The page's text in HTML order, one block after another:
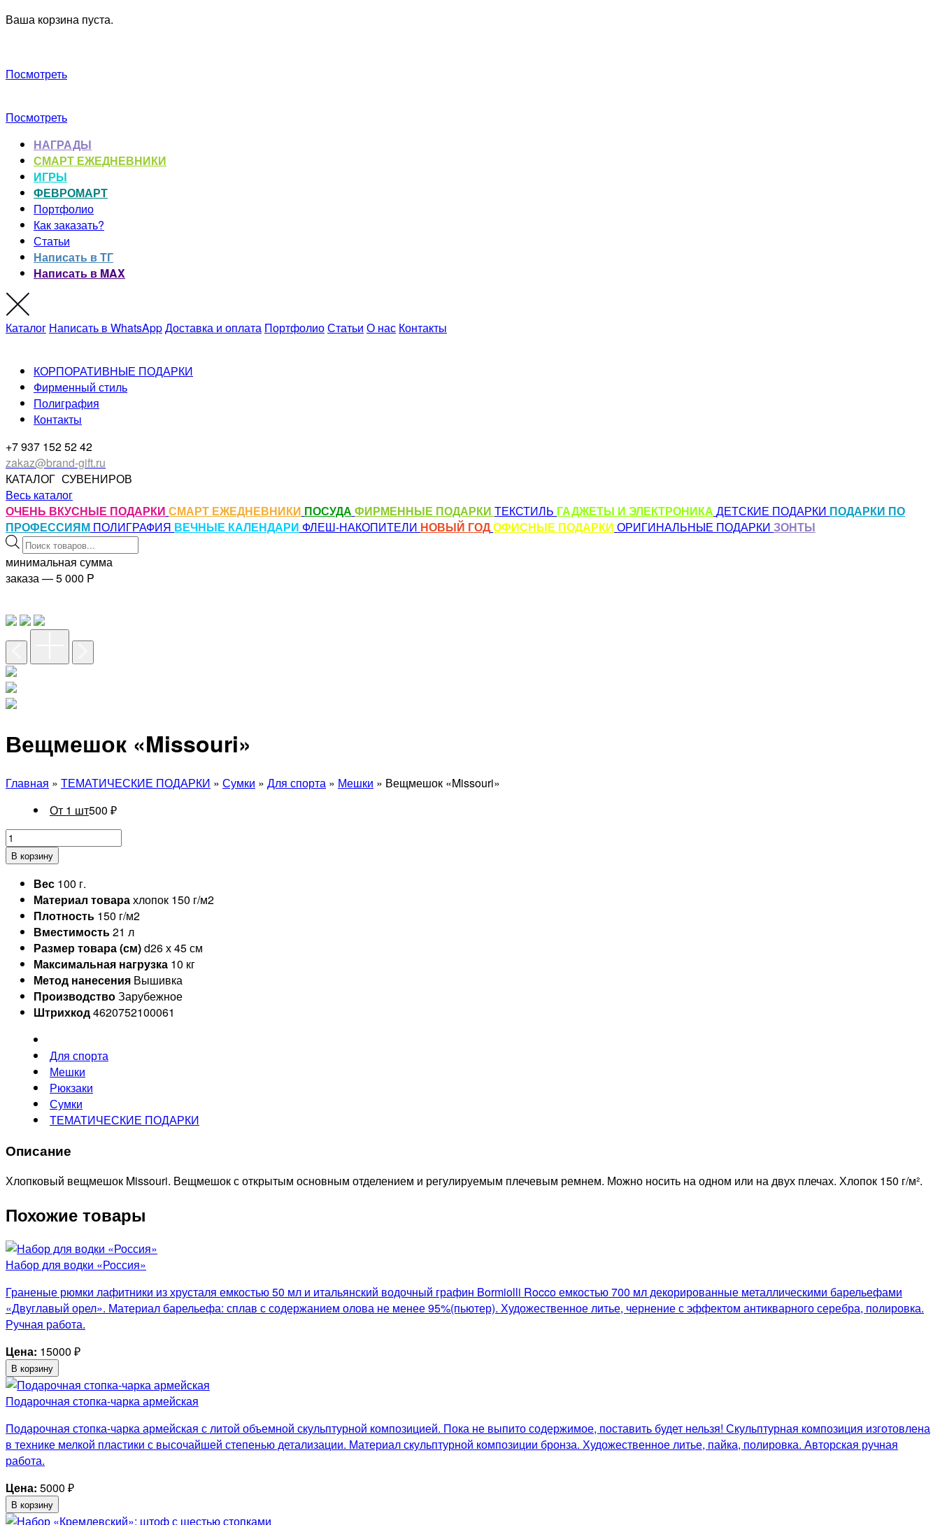
Ваша корзина пуста.
Посмотреть
Посмотреть
НАГРАДЫ
СМАРТ ЕЖЕДНЕВНИКИ
ИГРЫ
ФЕВРОМАРТ
Портфолио
Как заказать?
Статьи
Написать в ТГ
Написать в MAX
Каталог Написать в WhatsAppДоставка и оплата ПортфолиоСтатьи О нас Контакты
КОРПОРАТИВНЫЕ ПОДАРКИ
Фирменный стиль
Полиграфия
Контакты
+7 937 152 52 42
zakaz@brand-gift.ru
КАТАЛОГ СУВЕНИРОВ
Весь каталог
ОЧЕНЬ ВКУСНЫЕ ПОДАРКИ СМАРТ ЕЖЕДНЕВНИКИ ПОСУДА ФИРМЕННЫЕ ПОДАРКИ ТЕКСТИЛЬ ГАДЖЕТЫ И ЭЛЕКТРОНИКА ДЕТСКИЕ ПОДАРКИ ПОДАРКИ ПО
ПРОФЕССИЯМ ПОЛИГРАФИЯ ВЕЧНЫЕ КАЛЕНДАРИ ФЛЕШ-НАКОПИТЕЛИ НОВЫЙ ГОДОФИСНЫЕ ПОДАРКИ ОРИГИНАЛЬНЫЕ ПОДАРКИ ЗОНТЫ
Поиск
товаров
минимальная сумма
заказа — 5 000 P
Вещмешок «Missouri»
Главная » ТЕМАТИЧЕСКИЕ ПОДАРКИ » Сумки » Для спорта » Мешки » Вещмешок «Missouri»
От 1 шт500 ₽
В корзину
Вес 100 г.
Материал товарахлопок 150 г/м2
Плотность 150 г/м2
Вместимость21 л
Размер товара (см)d26 х 45 см
Максимальная нагрузка 10 кг
Метод нанесения Вышивка
ПроизводствоЗарубежное
Штрихкод4620752100061
Для спорта
Мешки
Рюкзаки
Сумки
ТЕМАТИЧЕСКИЕ ПОДАРКИ
Описание
Хлопковый вещмешок Missouri. Вещмешок с открытым основным отделением и регулируемым плечевым ремнем. Можно носить на одном или на двух плечах. Хлопок 150 г/м².
Похожие товары
Набор для водки «Россия»
Граненые рюмки лафитники из хрусталя емкостью 50 мл и итальянский водочный графин Bormiolli Rocco емкостью 700 мл декорированные металлическими барельефами
«Двуглавый орел». Материал барельефа: сплав с содержанием олова не менее 95%(пьютер). Художественное литье, чернение с эффектом антикварного серебра, полировка.
Ручная работа.
Цена: 15000 ₽
В корзину
Подарочная стопка-чарка армейская
Подарочная стопка-чарка армейская с литой объемной скульптурной композицией. Пока не выпито содержимое, поставить будет нельзя! Скульптурная композиция изготовлена
в технике мелкой пластики с высочайшей степенью детализации. Материал скульптурной композиции бронза. Художественное литье, пайка, полировка. Авторская ручная
работа.
Цена: 5000 ₽
В корзину